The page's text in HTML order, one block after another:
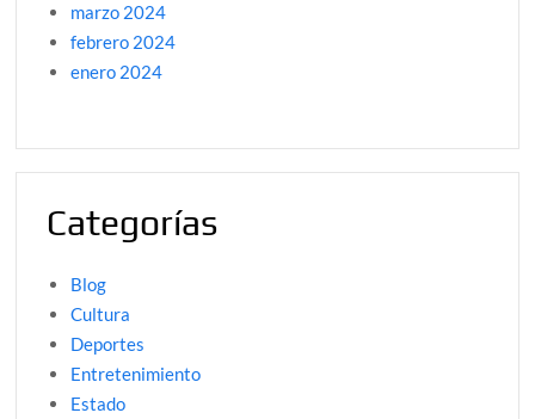
marzo 2024
febrero 2024
enero 2024
Categorías
Blog
Cultura
Deportes
Entretenimiento
Estado